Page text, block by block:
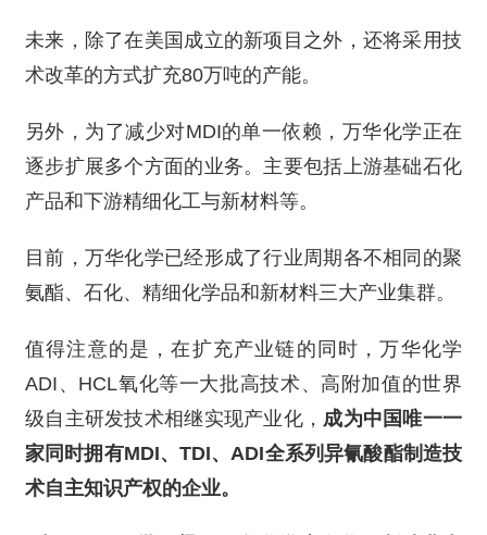
未来，除了在美国成立的新项目之外，还将采用技
术改革的方式扩充80万吨的产能。
另外，为了减少对MDI的单一依赖，万华化学正在
逐步扩展多个方面的业务。主要包括上游基础石化
产品和下游精细化工与新材料等。
目前，万华化学已经形成了行业周期各不相同的聚
氨酯、石化、精细化学品和新材料三大产业集群。
值得注意的是，在扩充产业链的同时，万华化学
ADI、HCL氧化等一大批高技术、高附加值的世界
级自主研发技术相继实现产业化， 成为中国唯一一
家同时拥有MDI、TDI、ADI全系列异氰酸酯制造技
术自主知识产权的企业。